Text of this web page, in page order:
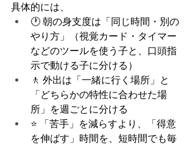
具体的には、
🕐 朝の身支度は「同じ時間・別の
やり方」（視覚カード・タイマー
などのツールを使う子と、口頭指
示で動ける子に分ける）
🚶 外出は「一緒に行く場所」と
「どちらかの特性に合わせた場
所」を週ごとに分ける
⭐ 「苦手」を減らすより、「得意
を伸ばす」時間を、短時間でも毎